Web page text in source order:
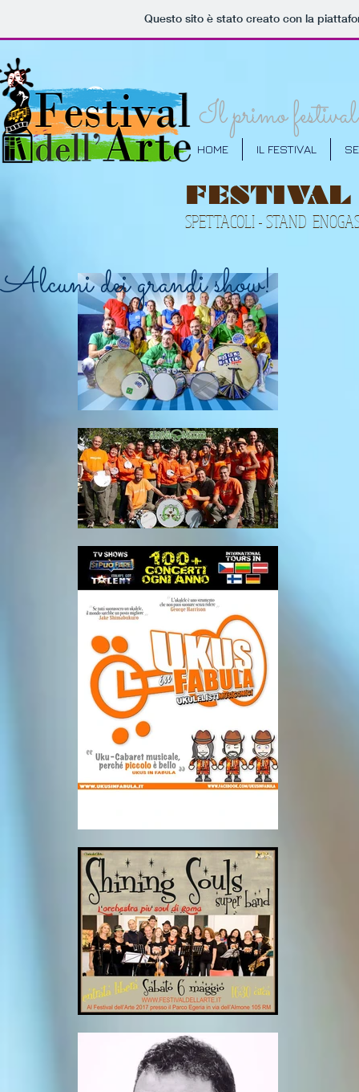
Questo sito è stato creato con la
Il primo festival
HOME IL FESTIVAL
SPETTACOLI - STAND
Alcuni dei grandi show!